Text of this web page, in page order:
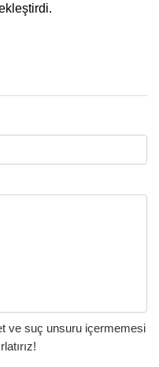
ve suç unsuru içermemesi